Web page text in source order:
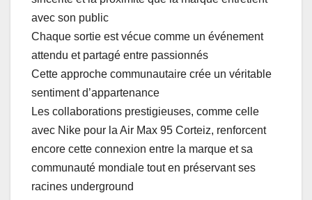
avec son public
Chaque sortie est vécue comme un événement
attendu et partagé entre passionnés
Cette approche communautaire crée un véritable
sentiment d’appartenance
Les collaborations prestigieuses, comme celle
avec Nike pour la Air Max 95 Corteiz, renforcent
encore cette connexion entre la marque et sa
communauté mondiale tout en préservant ses
racines underground